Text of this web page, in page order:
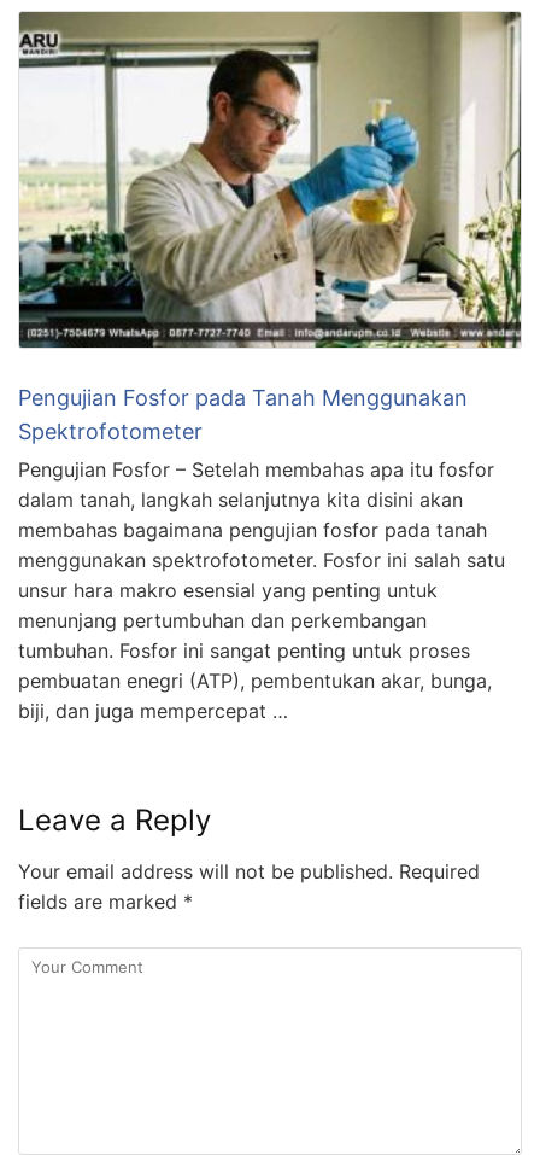
Pengujian Fosfor pada Tanah Menggunakan
Spektrofotometer
Pengujian Fosfor – Setelah membahas apa itu fosfor
dalam tanah, langkah selanjutnya kita disini akan
membahas bagaimana pengujian fosfor pada tanah
menggunakan spektrofotometer. Fosfor ini salah satu
unsur hara makro esensial yang penting untuk
menunjang pertumbuhan dan perkembangan
tumbuhan. Fosfor ini sangat penting untuk proses
pembuatan enegri (ATP), pembentukan akar, bunga,
biji, dan juga mempercepat …
Leave a Reply
Your email address will not be published. Required
fields are marked *